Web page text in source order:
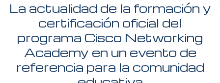
La actualidad de la formación y
certificación oficial del
programa Cisco Networking
Academy en un evento de
referencia para la comunidad